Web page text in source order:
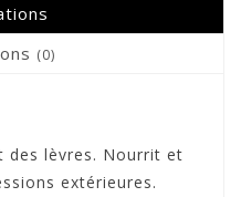
(0)
des lèvres. Nourrit et
extérieures.